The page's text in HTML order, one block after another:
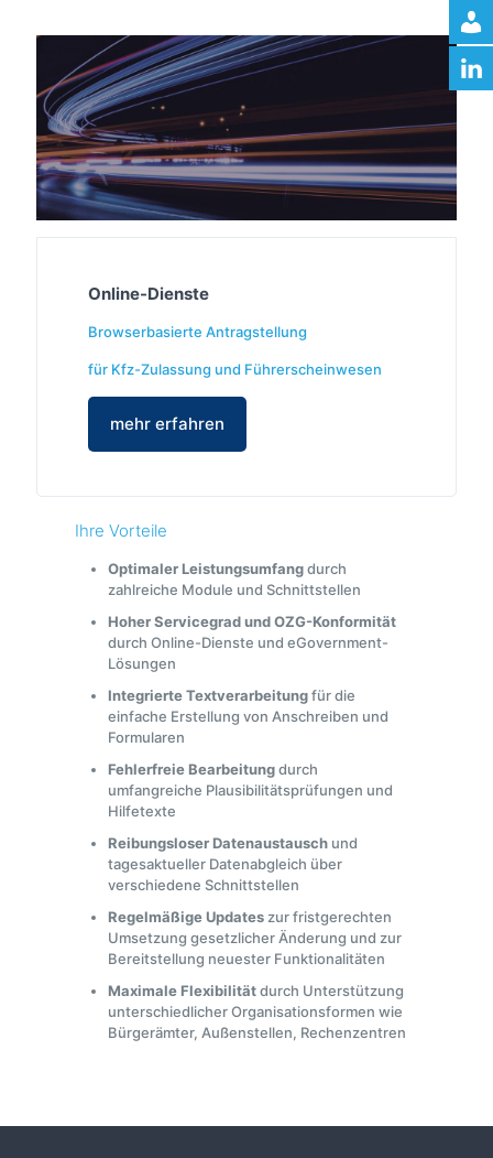
Online-Dienste
Browserbasierte Antragstellung
für Kfz-Zulassung und Führerscheinwesen
mehr erfahren
Ihre Vorteile
Optimaler Leistungsumfangdurch
zahlreiche Module und Schnittstellen
Hoher Servicegrad und OZG-Konformität
durch Online-Dienste und eGovernment-
Lösungen
Integrierte Textverarbeitungfür die
einfache Erstellung von Anschreiben und
Formularen
Fehlerfreie Bearbeitungdurch
umfangreiche Plausibilitätsprüfungen und
Hilfetexte
Reibungsloser Datenaustausch und
tagesaktueller Datenabgleich über
verschiedene Schnittstellen
Regelmäßige Updateszur fristgerechten
Umsetzung gesetzlicher Änderung und zur
Bereitstellung neuester Funktionalitäten
Maximale Flexibilitätdurch Unterstützung
unterschiedlicher Organisationsformen wie
Bürgerämter, Außenstellen, Rechenzentren